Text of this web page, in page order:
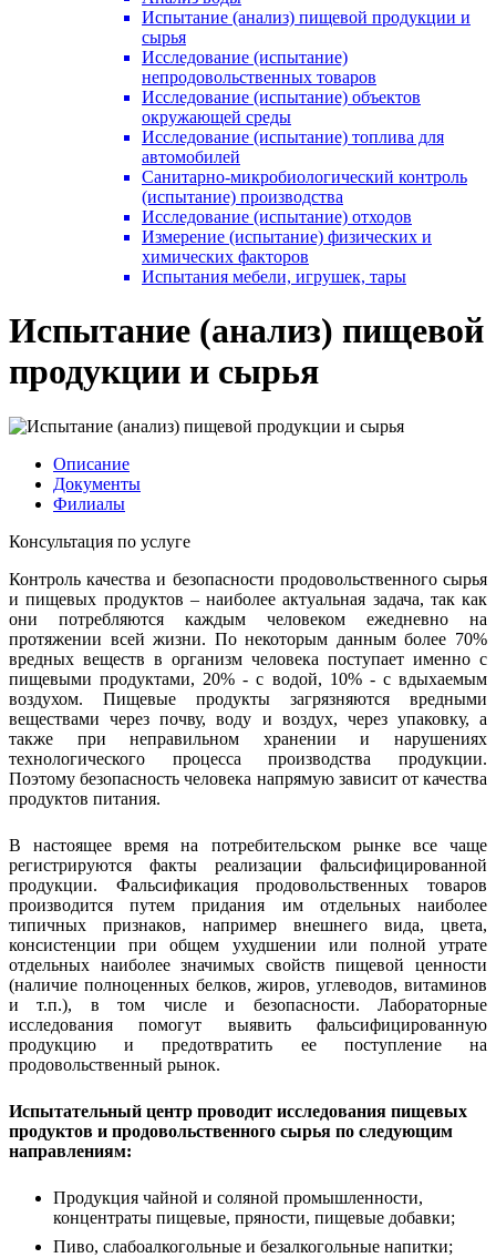
Испытание (анализ) пищевой продукции и
сырья
Исследование (испытание)
непродовольственных товаров
Исследование (испытание) объектов
окружающей среды
Исследование (испытание) топлива для
автомобилей
Санитарно-микробиологический контроль
(испытание) производства
Исследование (испытание) отходов
Измерение (испытание) физических и
химических факторов
Испытания мебели, игрушек, тары
Испытание (анализ) пищевой
продукции и сырья
Описание
Документы
Филиалы
Консультация по услуге
Контроль качества и безопасности продовольственного сырья
и пищевых продуктов – наиболее актуальная задача, так как
они потребляются каждым человеком ежедневно на
протяжении всей жизни. По некоторым данным более 70%
вредных веществ в организм человека поступает именно с
пищевыми продуктами, 20% - с водой, 10% - с вдыхаемым
воздухом. Пищевые продукты загрязняются вредными
веществами через почву, воду и воздух, через упаковку, а
также при неправильном хранении и нарушениях
технологического процесса производства продукции.
Поэтому безопасность человека напрямую зависит от качества
продуктов питания.
В настоящее время на потребительском рынке все чаще
регистрируются факты реализации фальсифицированной
продукции. Фальсификация продовольственных товаров
производится путем придания им отдельных наиболее
типичных признаков, например внешнего вида, цвета,
консистенции при общем ухудшении или полной утрате
отдельных наиболее значимых свойств пищевой ценности
(наличие полноценных белков, жиров, углеводов, витаминов
и т.п.), в том числе и безопасности. Лабораторные
исследования помогут выявить фальсифицированную
продукцию и предотвратить ее поступление на
продовольственный рынок.
Испытательный центр проводит исследования пищевых
продуктов и продовольственного сырья по следующим
направлениям:
Продукция чайной и соляной промышленности,
концентраты пищевые, пряности, пищевые добавки;
Пиво, слабоалкогольные и безалкогольные напитки;